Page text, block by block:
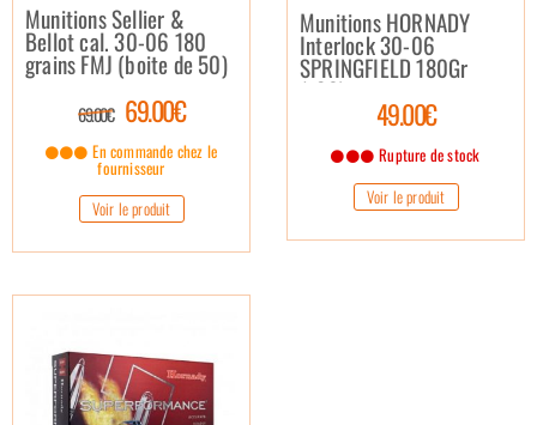
Munitions Sellier &
Bellot cal. 30-06 180
grains FMJ (boite de 50)
69.00€ 69.00€
En commande chez le
fournisseur
Voir le produit
Munitions HORNADY
Interlock 30-06
SPRINGFIELD 180Gr
(x20)
49.00€
Rupture de stock
Voir le produit